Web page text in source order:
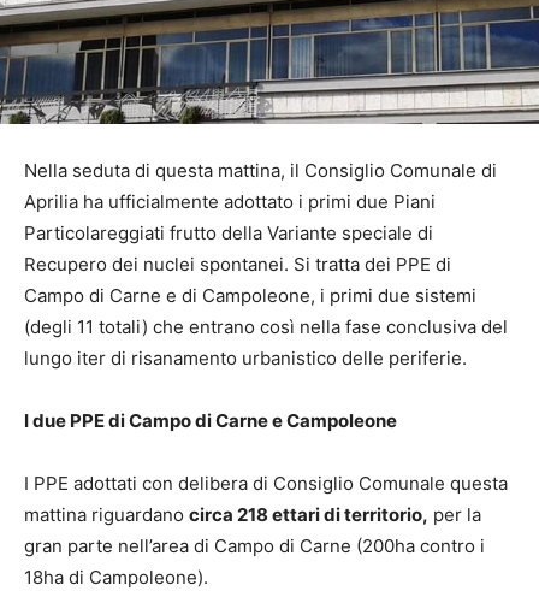
Nella seduta di questa mattina, il Consiglio Comunale di
Aprilia ha ufficialmente adottato i primi due Piani
Particolareggiati frutto della Variante speciale di
Recupero dei nuclei spontanei. Si tratta dei PPE di
Campo di Carne e di Campoleone, i primi due sistemi
(degli 11 totali) che entrano così nella fase conclusiva del
lungo iter di risanamento urbanistico delle periferie.
I due PPE di Campo di Carne e Campoleone
I PPE adottati con delibera di Consiglio Comunale questa
mattina riguardano circa 218 ettari di territorio, per la
gran parte nell’area di Campo di Carne (200ha contro i
18ha di Campoleone).